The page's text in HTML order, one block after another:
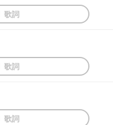
歌詞
歌詞
歌詞